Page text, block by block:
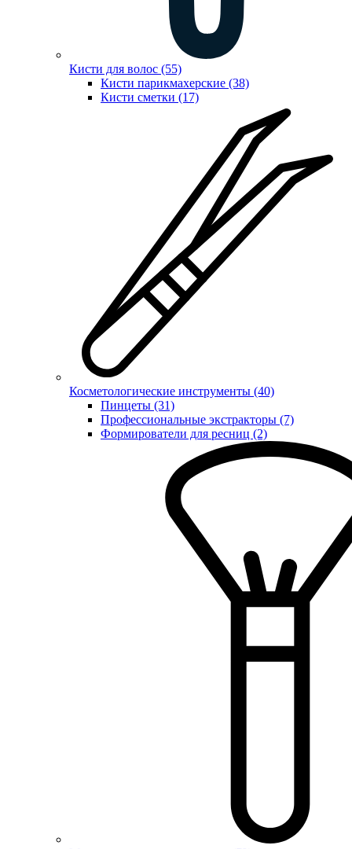
Кисти для волос (55)
Кисти парикмахерские (38)
Кисти сметки (17)
Косметологические инструменты (40)
Пинцеты (31)
Профессиональные экстракторы (7)
Формирователи для ресниц (2)